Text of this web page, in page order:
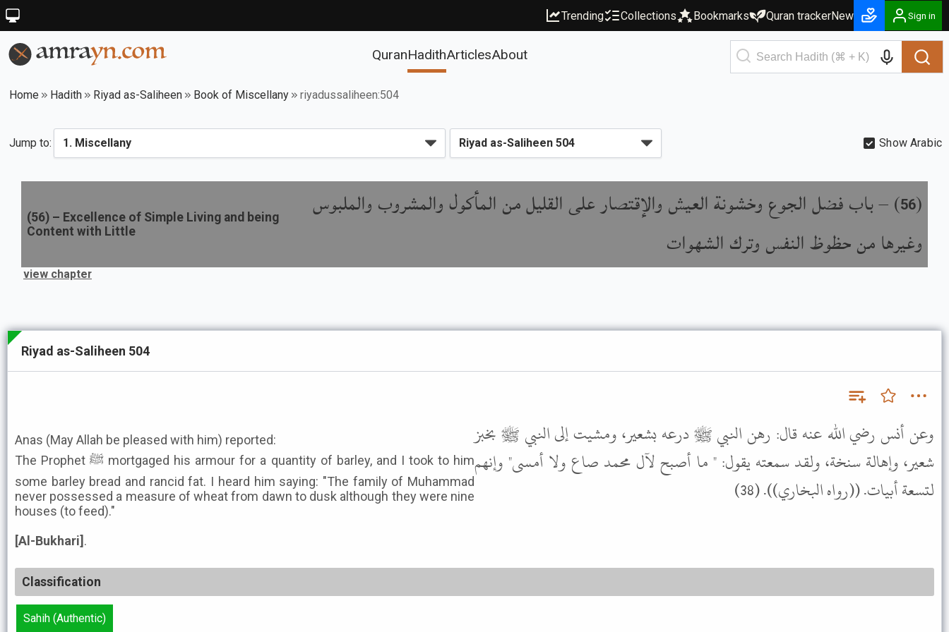
Trending Collections Bookmarks Quran trackerNew Sign in
QuranHadithArticlesAbout
Home Hadith Riyad as-Saliheen Book of Miscellany riyadussaliheen:504
Jump to: Show Arabic
(
56
) –باب فضل الجوع وخشونة العيش والإقتصار على القليل من المأكول والمشروب والملبوس
وغيرها من حظوظ النفس وترك الشهوات
(56) – Excellence of Simple Living and being
Content with Little
view chapter
Riyad as-Saliheen 504
Anas (May Allah be pleased with him) reported:
The Prophet ﷺ mortgaged his armour for a quantity of barley, and I took to him
some barley bread and rancid fat. I heard him saying: "The family of Muhammad
never possessed a measure of wheat from dawn to dusk although they were nine
houses (to feed)."
[Al-Bukhari] .
وعن أنس رضي الله عنه قال: رهن النبي ﷺ درعه بشعير، ومشيت إلى النبي ﷺ بخبز
شعير، وإهالة سنخة، ولقد سمعته يقول: " ما أصبح لآل محمد صاع ولا أمسى" وإنهم
لتسعة أبيات. ((رواه البخاري)). (38)
Classification
Sahih (Authentic)